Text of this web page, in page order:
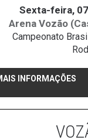
Sexta-feira,
Arena Vozão
Campeonato
INFORMAÇÕES